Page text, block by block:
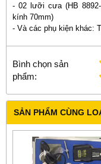
- 02 lưỡi cưa (HB
kính 70mm)
- Và các phụ kiện khác:
Bình chọn sản
phẩm:
SẢN PHẨM CÙNG